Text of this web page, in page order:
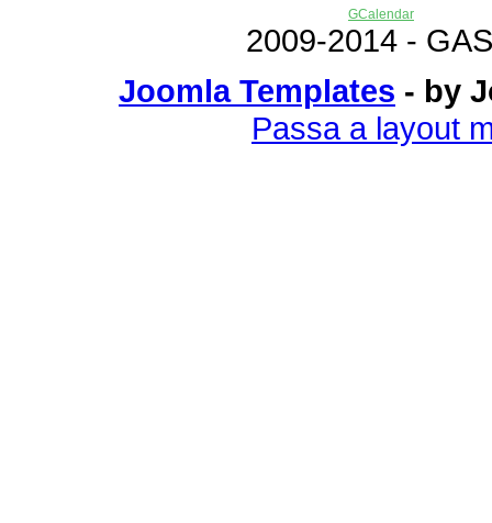
GCalendar
2009-2014 -
Joomla Templates - by
Passa a layout